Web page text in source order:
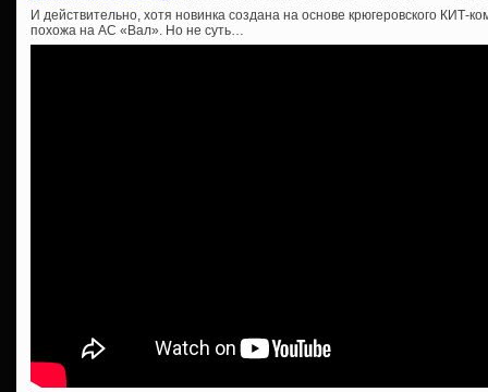
И действительно, хотя новинка создана на основе крюгеровского КИТ-
похожа на АС «Вал». Но не суть…